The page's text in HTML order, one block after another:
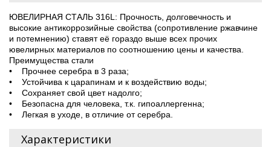
ЮВЕЛИРНАЯ СТАЛЬ 316L: Прочность, долговечность и
высокие антикоррозийные свойства (сопротивление ржавчине
и потемнению) ставят её гораздо выше всех прочих
ювелирных материалов по соотношению цены и качества.
Преимущества стали
• Прочнее серебра в 3 раза;
• Устойчива к царапинам и к воздействию воды;
• Сохраняет свой цвет надолго;
• Безопасна для человека, т.к. гипоаллергенна;
• Легкая в уходе, в отличие от серебра.
Характеристики